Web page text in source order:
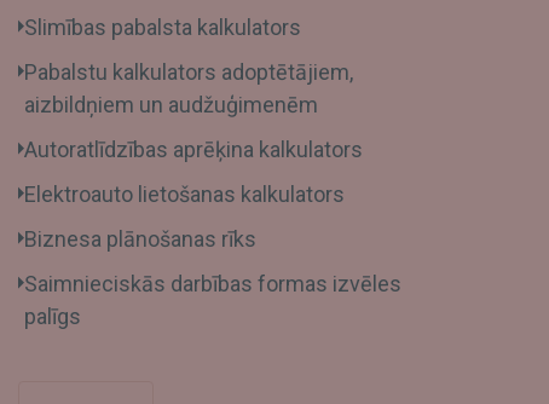
Slimības pabalsta kalkulators
Pabalstu kalkulators adoptētājiem,
aizbildņiem un audžuģimenēm
Autoratlīdzības aprēķina kalkulators
Elektroauto lietošanas kalkulators
Biznesa plānošanas rīks
Saimnieciskās darbības formas izvēles
palīgs